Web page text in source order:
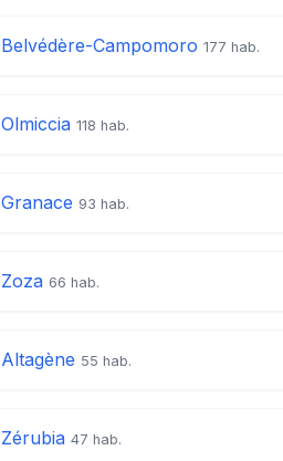
Belvédère-Campomoro 177 hab.
Olmiccia 118 hab.
Granace 93 hab.
Zoza 66 hab.
Altagène 55 hab.
Zérubia 47 hab.